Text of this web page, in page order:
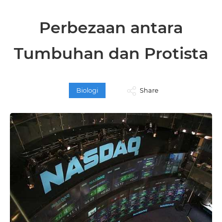
Perbezaan antara
Tumbuhan dan Protista
Biologi Share